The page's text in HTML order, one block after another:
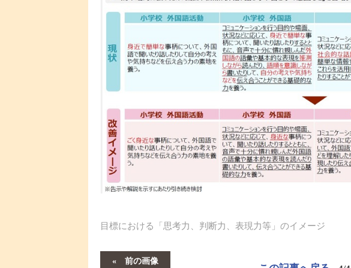
目標における「思考力、判断力、表現力等」のイメージ
前の画像